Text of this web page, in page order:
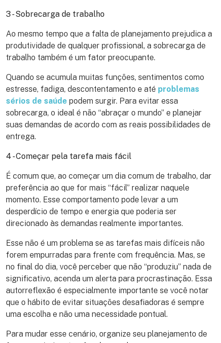
3 - Sobrecarga de trabalho
Ao mesmo tempo que a falta de planejamento prejudica a
produtividade de qualquer profissional, a sobrecarga de
trabalho também é um fator preocupante.
Quando se acumula muitas funções, sentimentos como
estresse, fadiga, descontentamento e até problemas
sérios de saúde podem surgir. Para evitar essa
sobrecarga, o ideal é não “abraçar o mundo” e planejar
suas demandas de acordo com as reais possibilidades de
entrega.
4 - Começar pela tarefa mais fácil
É comum que, ao começar um dia comum de trabalho, dar
preferência ao que for mais “fácil” realizar naquele
momento. Esse comportamento pode levar a um
desperdício de tempo e energia que poderia ser
direcionado às demandas realmente importantes.
Esse não é um problema se as tarefas mais difíceis não
forem empurradas para frente com frequência. Mas, se
no final do dia, você perceber que não “produziu” nada de
significativo, acenda um alerta para procrastinação. Essa
autorreflexão é especialmente importante se você notar
que o hábito de evitar situações desafiadoras é sempre
uma escolha e não uma necessidade pontual.
Para mudar esse cenário, organize seu planejamento de